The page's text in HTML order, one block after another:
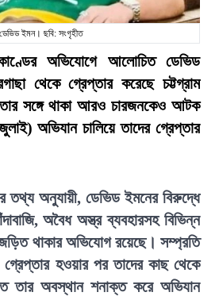
ডেভিড ইমন। ছবি: সংগৃহীত
অভিযোগে আলোচিত ডেভিড
থেকে গ্রেপ্তার করেছে চট্টগ্রাম
সঙ্গে থাকা আরও চারজনকেও আটক
অভিযান চালিয়ে তাদের গ্রেপ্তার
তথ্য অনুযায়ী, ডেভিড ইমনের বিরুদ্ধে
অবৈধ অস্ত্র ব্যবহারসহ বিভিন্ন
থাকার অভিযোগ রয়েছে। সম্প্রতি
হওয়ার পর তাদের কাছ থেকে
তার অবস্থান শনাক্ত করে অভিযান